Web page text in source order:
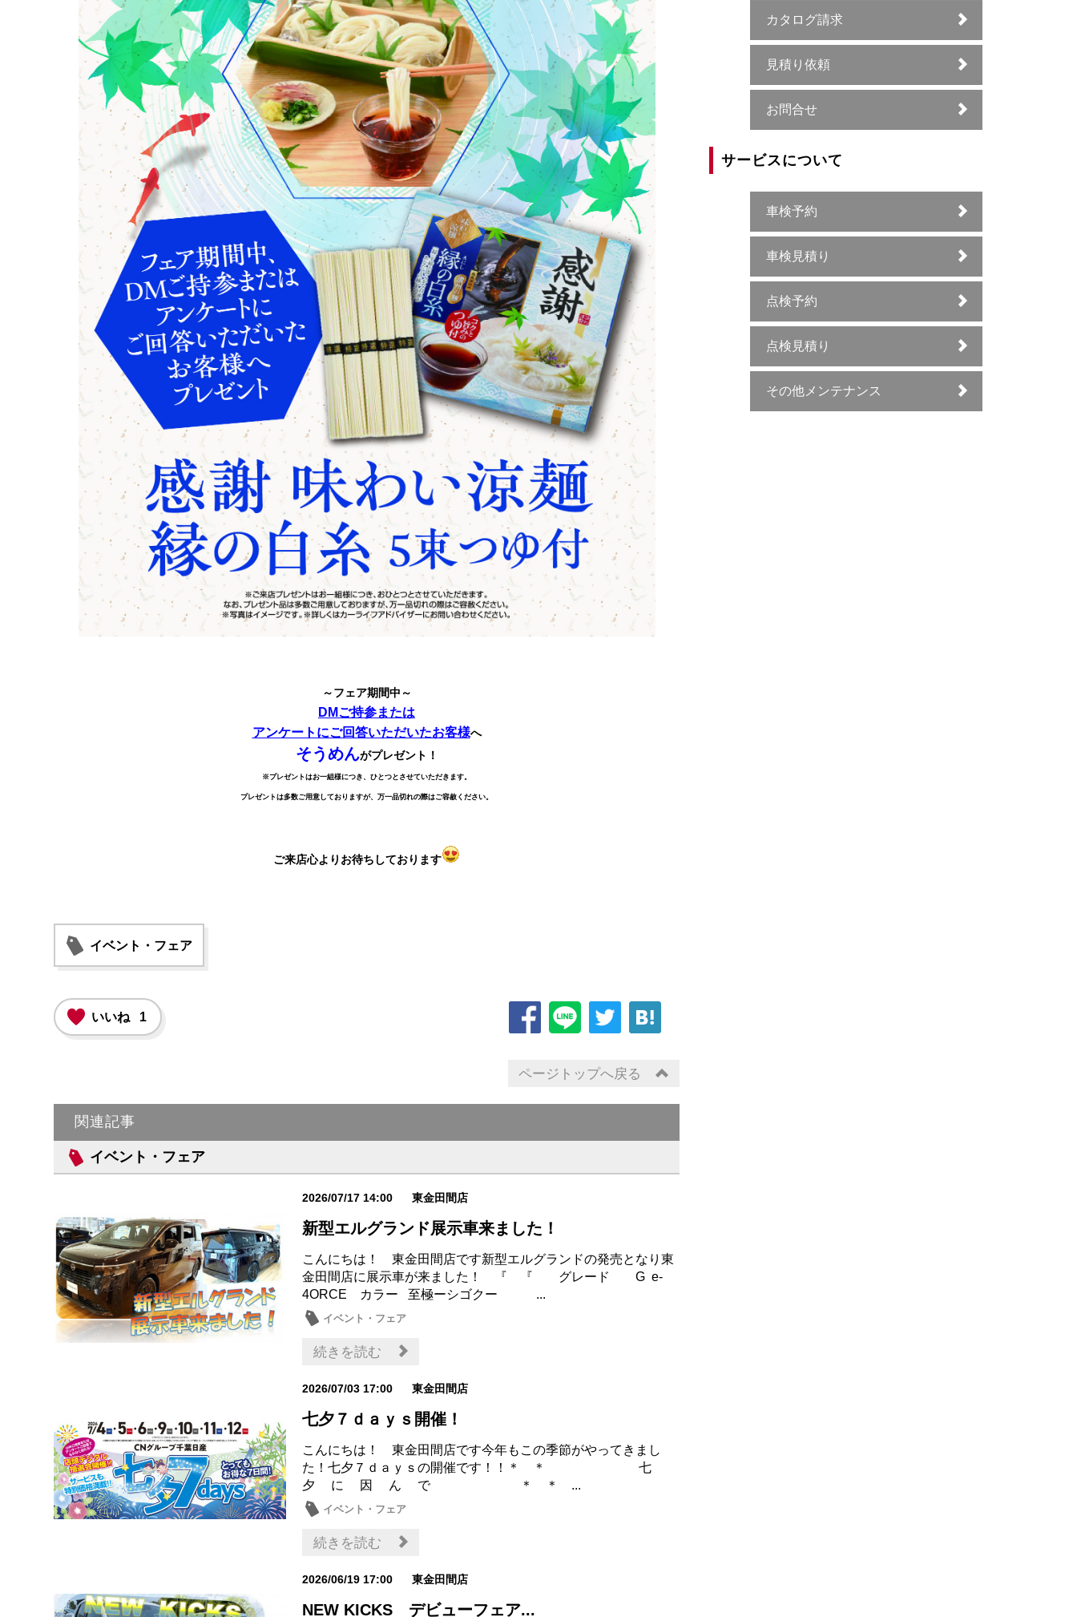
～フェア期間中～
DMご持参または
アンケートにご回答いただいたお客様へ
そうめんがプレゼント！
※プレゼントはお一組様につき、ひとつとさせていただきます。
プレゼントは多数ご用意しておりますが、万一品切れの際はご容赦ください。
ご来店心よりお待ちしております
イベント・フェア
いいね 1
ページトップへ戻る
関連記事
イベント・フェア
2026/07/17 14:00 東金田間店
新型エルグランド展示車来ました！
こんにちは！ 東金田間店です新型エルグランドの発売となり東
金田間店に展示車が来ました！ 『 『 グレード G e-
4ORCE カラー 至極ーシゴクー ...
イベント・フェア
続きを読む
2026/07/03 17:00 東金田間店
七夕７ｄａｙｓ開催！
こんにちは！ 東金田間店です今年もこの季節がやってきまし
た！七夕７ｄａｙｓの開催です！！＊ ＊ 七
夕 に 因 ん で ＊ ＊ ...
イベント・フェア
続きを読む
2026/06/19 17:00 東金田間店
NEW KICKS デビューフェア...
カタログ請求
見積り依頼
お問合せ
サービスについて
車検予約
車検見積り
点検予約
点検見積り
その他メンテナンス